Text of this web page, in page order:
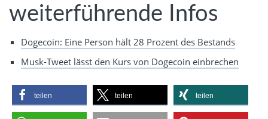
weiterführende Infos
Dogecoin: Eine Person hält 28 Prozent des Bestands
Musk-Tweet lässt den Kurs von Dogecoin einbrechen
teilen teilen teilen